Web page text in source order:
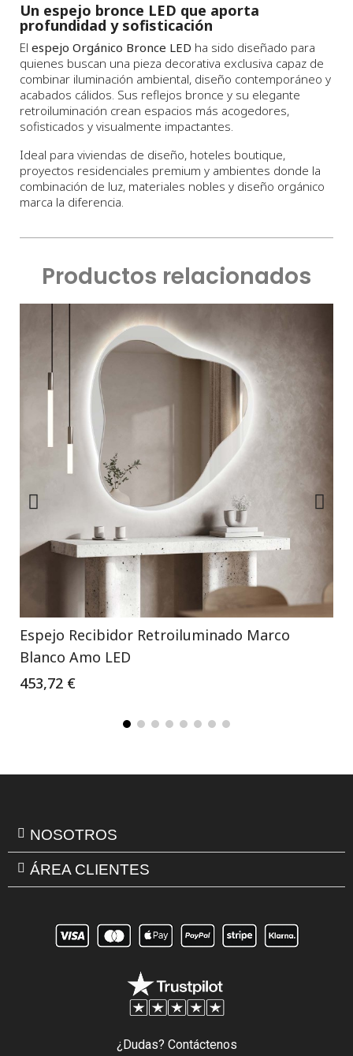
Un espejo bronce LED que aporta
profundidad y sofisticación
El espejo Orgánico Bronce LED ha sido diseñado para
quienes buscan una pieza decorativa exclusiva capaz de
combinar iluminación ambiental, diseño contemporáneo y
acabados cálidos. Sus reflejos bronce y su elegante
retroiluminación crean espacios más acogedores,
sofisticados y visualmente impactantes.
Ideal para viviendas de diseño, hoteles boutique,
proyectos residenciales premium y ambientes donde la
combinación de luz, materiales nobles y diseño orgánico
marca la diferencia.
Productos relacionados
Espejo Recibidor Retroiluminado Marco
Blanco Amo LED
453,72 €
NOSOTROS
ÁREA CLIENTES
¿Dudas? Contáctenos